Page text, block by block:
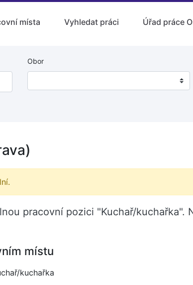
místa Vyhledat práci Úřad práce
Obor
pracovní pozici "Kuchař/kuchařka".
místu
kuchařka